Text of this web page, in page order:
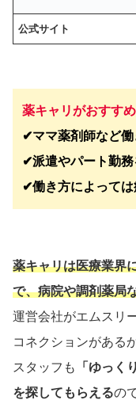
公式サイト
薬キャリがおすす
✔︎ママ薬剤師など
✔︎派遣やパート勤
✔︎働き方によって
薬キャリは医療業界
で、病院や調剤薬局
運営会社がエムスリ
コネクションがある
スタッフも
「ゆっく
を探してもらえるの